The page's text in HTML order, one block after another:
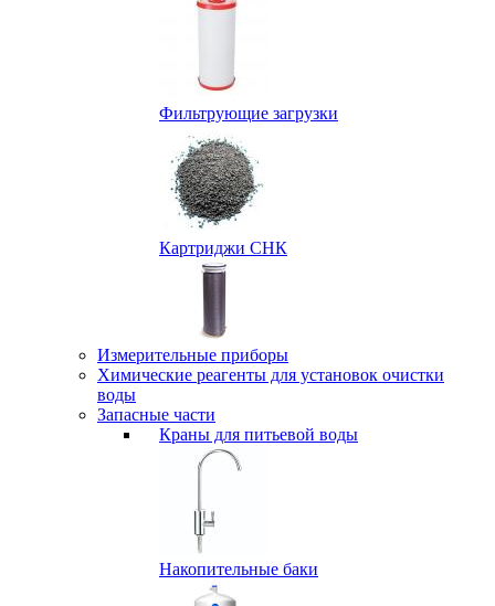
Фильтрующие загрузки
Картриджи СНК
Измерительные приборы
Химические реагенты для установок очистки
воды
Запасные части
Краны для питьевой воды
Накопительные баки